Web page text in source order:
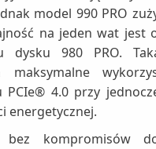
model 990 PRO
na jeden wat jest
dysku 980 PRO.
maksymalne
PCIe® 4.0 przy
energetycznej.
bez kompromisów